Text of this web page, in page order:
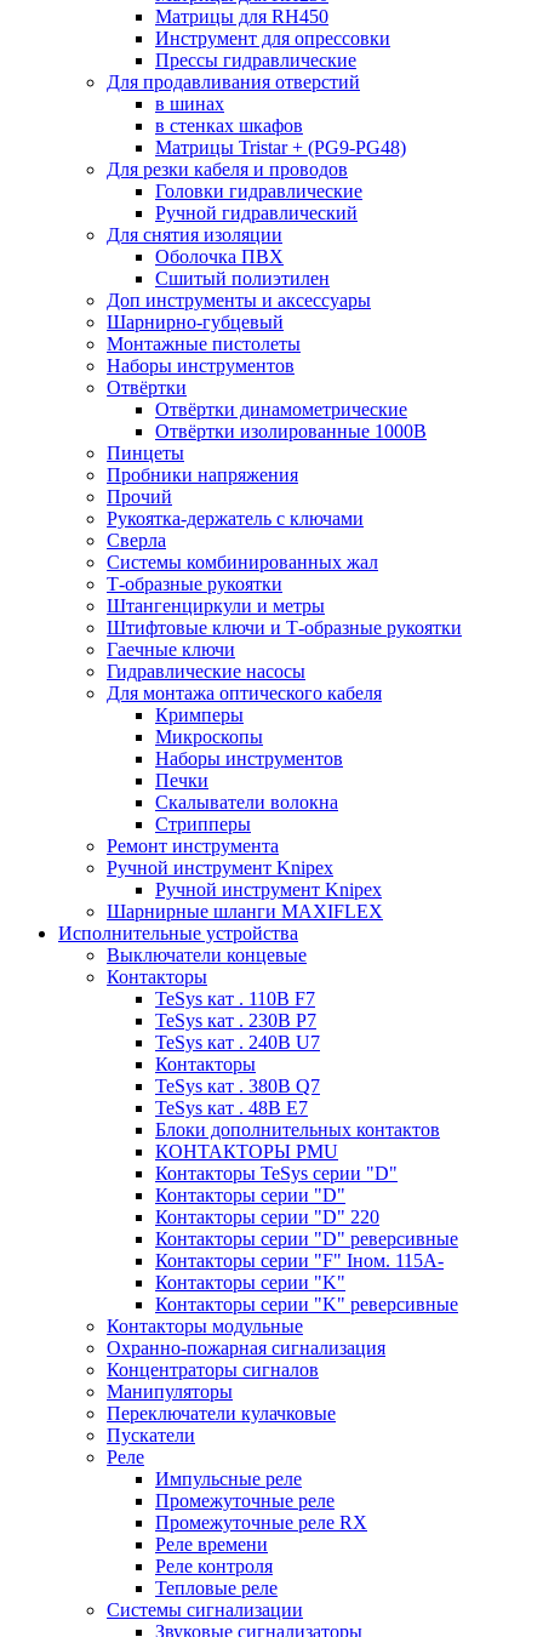
Матрицы для RH450
Инструмент для опрессовки
Прессы гидравлические
Для продавливания отверстий
в шинах
в стенках шкафов
Матрицы Tristar + (PG9-PG48)
Для резки кабеля и проводов
Головки гидравлические
Ручной гидравлический
Для снятия изоляции
Оболочка ПВХ
Сшитый полиэтилен
Доп инструменты и аксессуары
Шарнирно-губцевый
Монтажные пистолеты
Наборы инструментов
Отвёртки
Отвёртки динамометрические
Отвёртки изолированные 1000В
Пинцеты
Пробники напряжения
Прочий
Рукоятка-держатель с ключами
Сверла
Системы комбинированных жал
Т-образные рукоятки
Штангенциркули и метры
Штифтовые ключи и Т-образные рукоятки
Гаечные ключи
Гидравлические насосы
Для монтажа оптического кабеля
Кримперы
Микроскопы
Наборы инструментов
Печки
Скалыватели волокна
Стрипперы
Ремонт инструмента
Ручной инструмент Knipex
Ручной инструмент Knipex
Шарнирные шланги MAXIFLEX
Исполнительные устройства
Выключатели концевые
Контакторы
TeSys кат . 110В F7
TeSys кат . 230В P7
TeSys кат . 240В U7
Контакторы
TeSys кат . 380В Q7
TeSys кат . 48В E7
Блоки дополнительных контактов
КОНТАКТОРЫ PMU
Контакторы TeSys серии "D"
Контакторы серии "D"
Контакторы серии "D" 220
Контакторы серии "D" реверсивные
Контакторы серии "F" Iном. 115А-
Контакторы серии "K"
Контакторы серии "K" реверсивные
Контакторы модульные
Охранно-пожарная сигнализация
Концентраторы сигналов
Манипуляторы
Переключатели кулачковые
Пускатели
Реле
Импульсные реле
Промежуточные реле
Промежуточные реле RX
Реле времени
Реле контроля
Тепловые реле
Системы сигнализации
Звуковые сигнализаторы